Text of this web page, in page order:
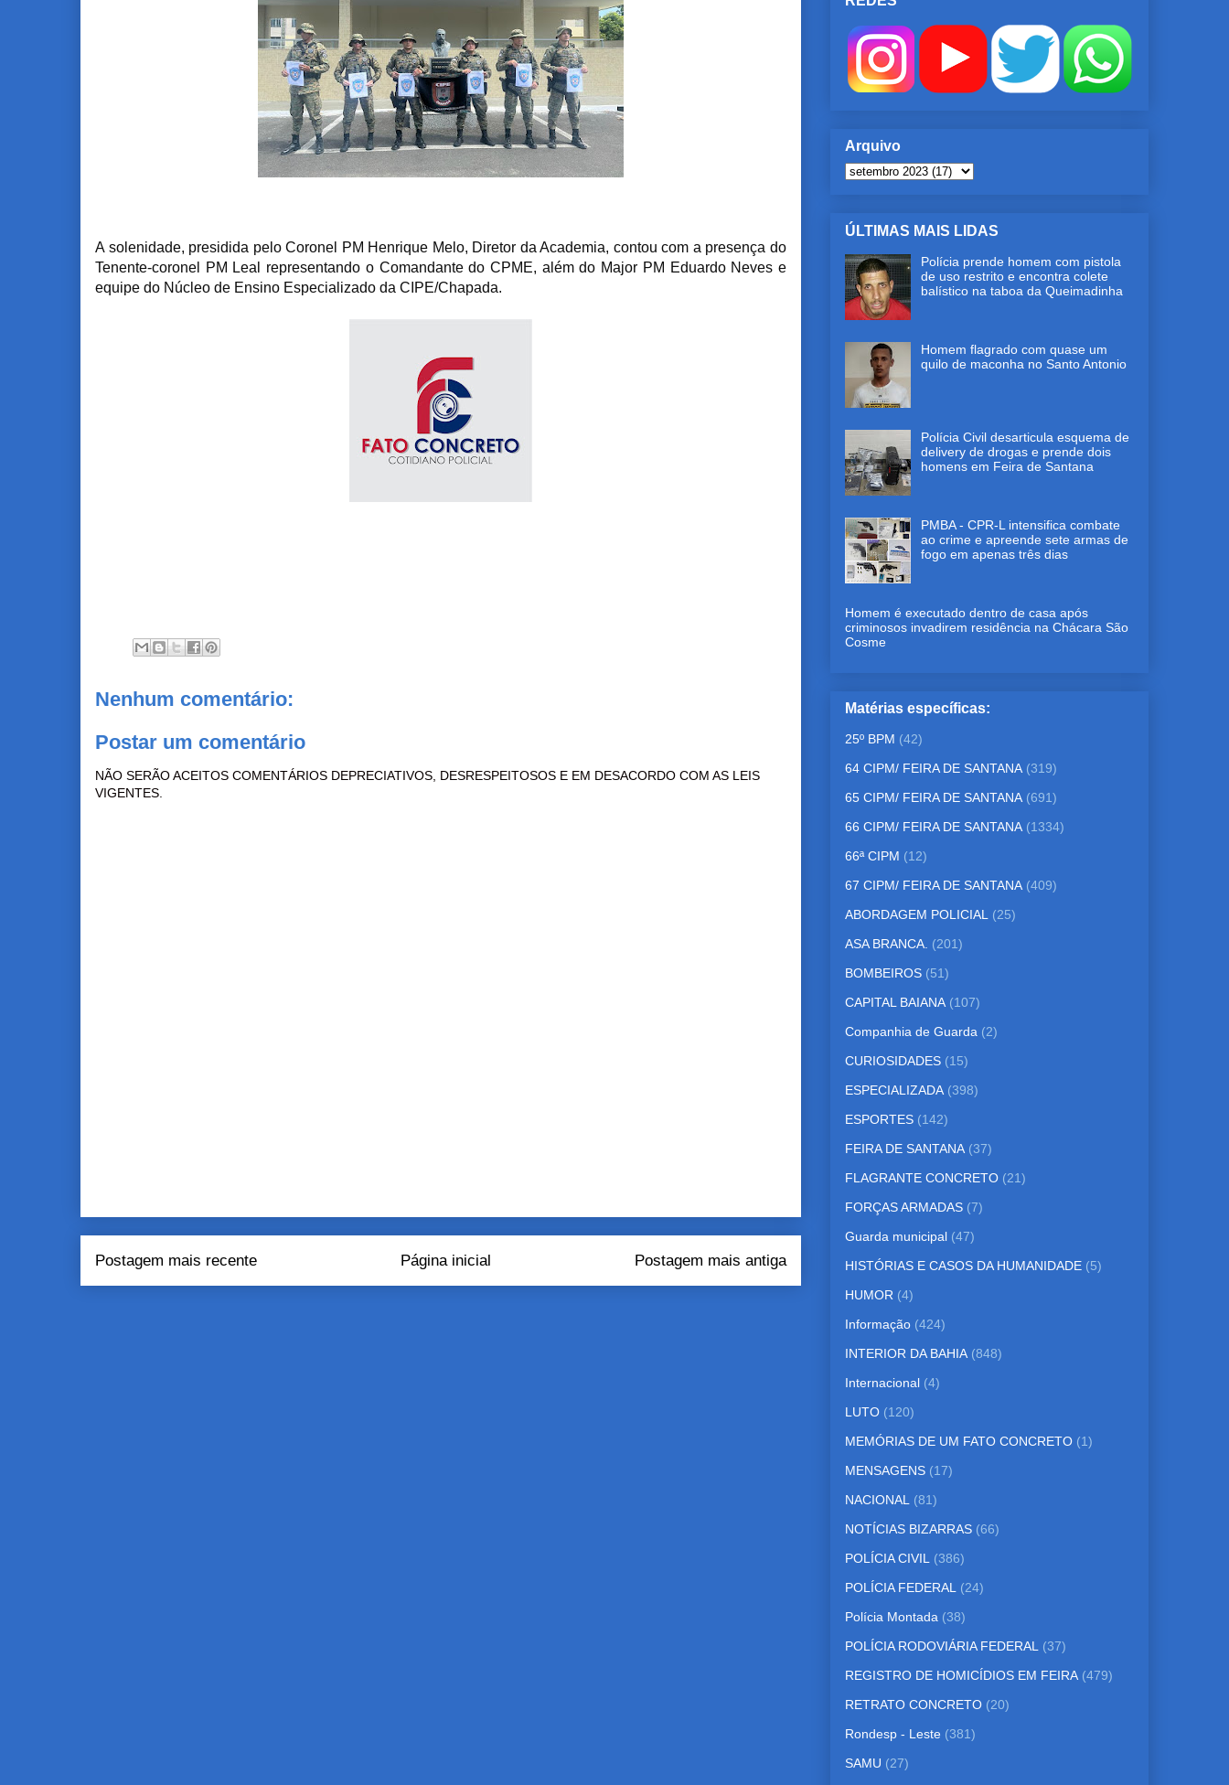
A solenidade, presidida pelo Coronel PM Henrique Melo, Diretor da Academia, contou com a presença do
Tenente-coronel PM Leal representando o Comandante do CPME, além do Major PM Eduardo Neves e
equipe do Núcleo de Ensino Especializado da CIPE/Chapada.
Nenhum comentário:
Postar um comentário
NÃO SERÃO ACEITOS COMENTÁRIOS DEPRECIATIVOS, DESRESPEITOSOS E EM DESACORDO COM AS LEIS
VIGENTES.
Postagem mais recente Postagem mais antiga
Página inicial
Arquivo
ÚLTIMAS MAIS LIDAS
Polícia prende homem com pistola
de uso restrito e encontra colete
balístico na taboa da Queimadinha
Homem flagrado com quase um
quilo de maconha no Santo Antonio
Polícia Civil desarticula esquema de
delivery de drogas e prende dois
homens em Feira de Santana
PMBA - CPR-L intensifica combate
ao crime e apreende sete armas de
fogo em apenas três dias
Homem é executado dentro de casa após
criminosos invadirem residência na Chácara São
Cosme
Matérias específicas:
25º BPM (42)
64 CIPM/ FEIRA DE SANTANA (319)
65 CIPM/ FEIRA DE SANTANA (691)
66 CIPM/ FEIRA DE SANTANA (1334)
66ª CIPM (12)
67 CIPM/ FEIRA DE SANTANA (409)
ABORDAGEM POLICIAL (25)
ASA BRANCA. (201)
BOMBEIROS (51)
CAPITAL BAIANA (107)
Companhia de Guarda (2)
CURIOSIDADES (15)
ESPECIALIZADA (398)
ESPORTES (142)
FEIRA DE SANTANA (37)
FLAGRANTE CONCRETO (21)
FORÇAS ARMADAS (7)
Guarda municipal (47)
HISTÓRIAS E CASOS DA HUMANIDADE (5)
HUMOR (4)
Informação (424)
INTERIOR DA BAHIA (848)
Internacional (4)
LUTO (120)
MEMÓRIAS DE UM FATO CONCRETO (1)
MENSAGENS (17)
NACIONAL (81)
NOTÍCIAS BIZARRAS (66)
POLÍCIA CIVIL (386)
POLÍCIA FEDERAL (24)
Polícia Montada (38)
POLÍCIA RODOVIÁRIA FEDERAL (37)
REGISTRO DE HOMICÍDIOS EM FEIRA (479)
RETRATO CONCRETO (20)
Rondesp - Leste (381)
SAMU (27)